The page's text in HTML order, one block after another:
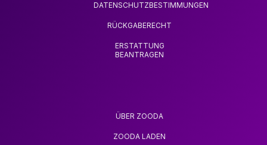
DATENSCHUTZBESTIMMUNGEN
RÜCKGABERECHT
ERSTATTUNG
BEANTRAGEN
ÜBER ZOODA
ZOODA LADEN